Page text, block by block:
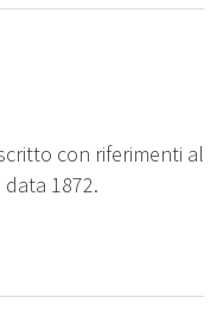
con riferimenti al
1872.